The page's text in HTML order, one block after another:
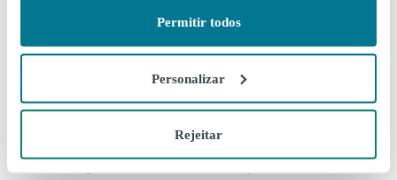
Permitir todos
Personalizar
Rejeitar
cores predominantes. No
encontrar umamoldura de madeira, para inserir uma foto que
Tiger